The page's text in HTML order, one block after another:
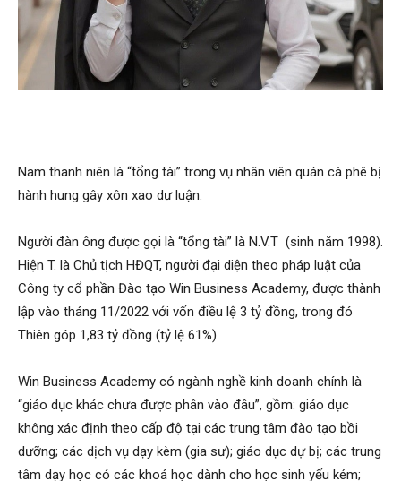
Nam thanh niên là “tổng tài” trong vụ nhân viên quán cà phê bị
hành hung gây xôn xao dư luận.
Người đàn ông được gọi là “tổng tài” là N.V.T (sinh năm 1998).
Hiện T. là Chủ tịch HĐQT, người đại diện theo pháp luật của
Công ty cổ phần Đào tạo Win Business Academy, được thành
lập vào tháng 11/2022 với vốn điều lệ 3 tỷ đồng, trong đó
Thiên góp 1,83 tỷ đồng (tỷ lệ 61%).
Win Business Academy có ngành nghề kinh doanh chính là
“giáo dục khác chưa được phân vào đâu”, gồm: giáo dục
không xác định theo cấp độ tại các trung tâm đào tạo bồi
dưỡng; các dịch vụ dạy kèm (gia sư); giáo dục dự bị; các trung
tâm dạy học có các khoá học dành cho học sinh yếu kém;